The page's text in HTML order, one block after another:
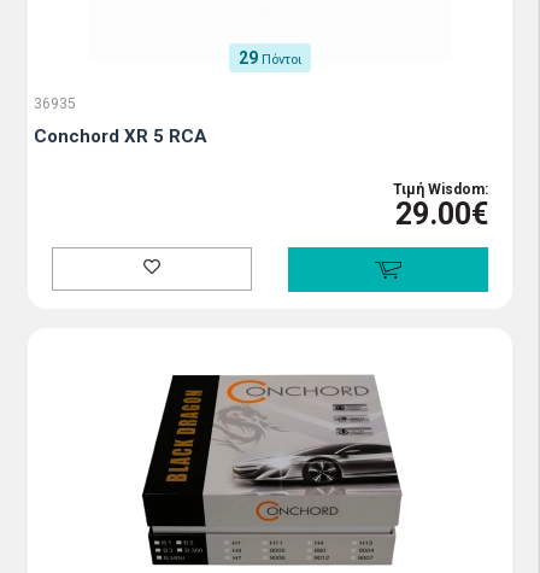
29 Πόντοι
36935
Conchord XR 5 RCA
Τιμή Wisdom:
29.00€